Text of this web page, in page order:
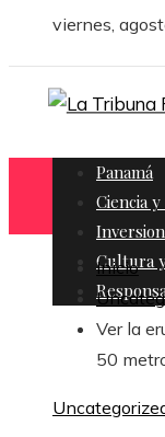
viernes,
Panamá
Ciencia
Cultura
Inicio
Ver la
50